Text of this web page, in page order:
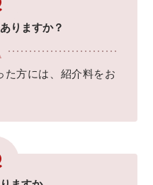
りますか？
た方には、紹介料をお